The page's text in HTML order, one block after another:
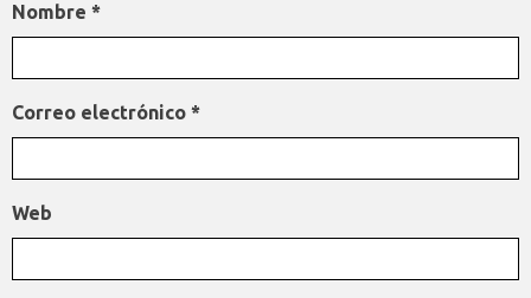
Nombre *
Correo electrónico *
Web